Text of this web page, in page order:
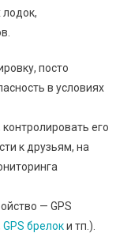
посто
в условиях
его
к друзьям, на
— GPS
GPS брелоки тп.).